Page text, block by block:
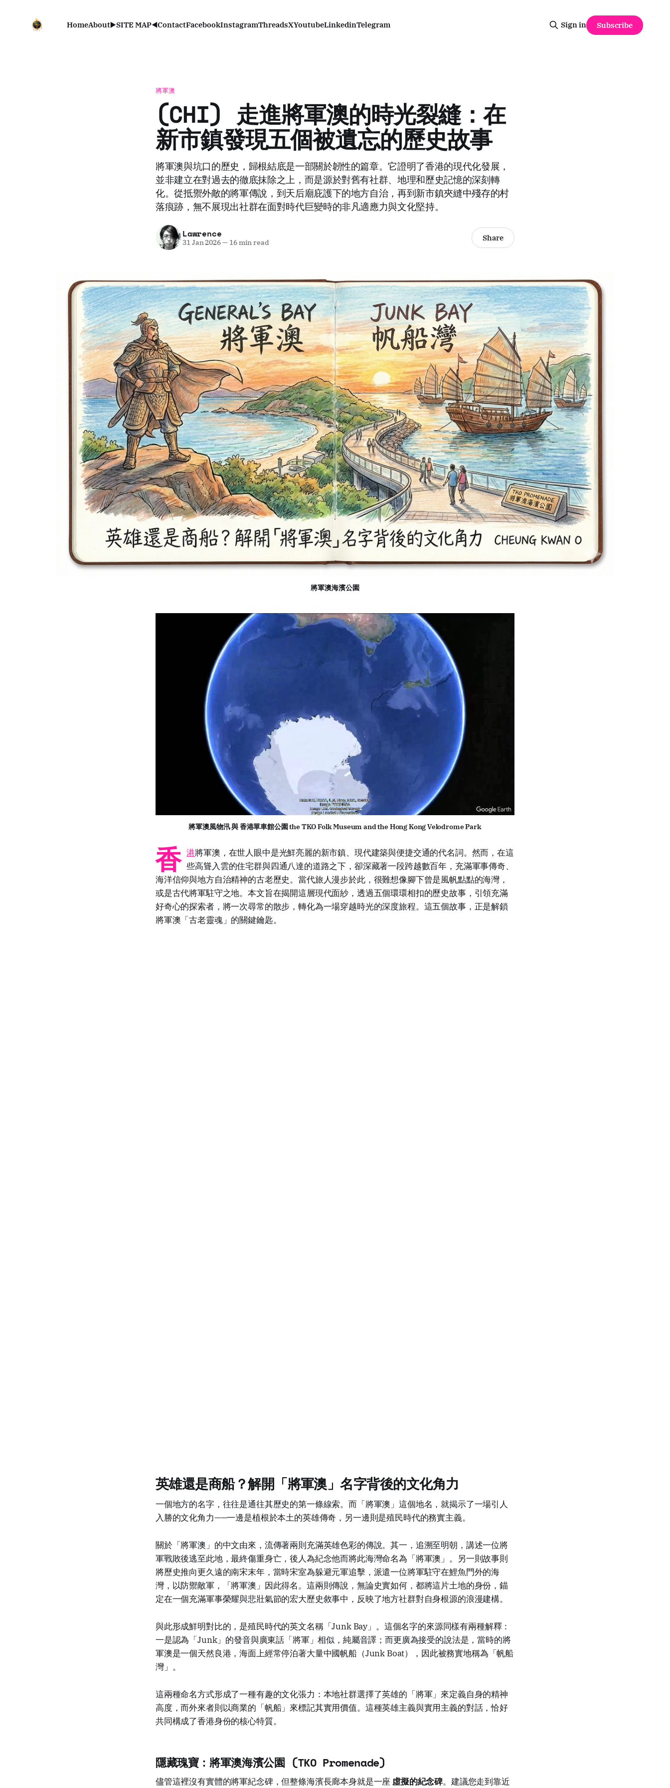
HomeAbout▶️SITE MAP◀️ContactFacebookInstagramThreadsXYoutubeLinkedinTelegram Sign in Subscribe
將軍澳
(CHI) 走進將軍澳的時光裂縫：在
新市鎮發現五個被遺忘的歷史故事
將軍澳與坑口的歷史，歸根結底是一部關於韌性的篇章。它證明了香港的現代化發展，
並非建立在對過去的徹底抹除之上，而是源於對舊有社群、地理和歷史記憶的深刻轉
化。從抵禦外敵的將軍傳說，到天后廟庇護下的地方自治，再到新市鎮夾縫中殘存的村
落痕跡，無不展現出社群在面對時代巨變時的非凡適應力與文化堅持。
Lawrence
31 Jan 2026—16 min read Share
將軍澳海濱公園
將軍澳風物汛 與 香港單車館公園 the TKO Folk Museum and the Hong Kong Velodrome Park
香 港將軍澳，在世人眼中是光鮮亮麗的新市鎮、現代建築與便捷交通的代名詞。然而，在這
些高聳入雲的住宅群與四通八達的道路之下，卻深藏著一段跨越數百年，充滿軍事傳奇、
海洋信仰與地方自治精神的古老歷史。當代旅人漫步於此，很難想像腳下曾是風帆點點的海灣，
或是古代將軍駐守之地。本文旨在揭開這層現代面紗，透過五個環環相扣的歷史故事，引領充滿
好奇心的探索者，將一次尋常的散步，轉化為一場穿越時光的深度旅程。這五個故事，正是解鎖
將軍澳「古老靈魂」的關鍵鑰匙。
英雄還是商船？解開「將軍澳」名字背後的文化角力
一個地方的名字，往往是通往其歷史的第一條線索。而「將軍澳」這個地名，就揭示了一場引人
入勝的文化角力——一邊是植根於本土的英雄傳奇，另一邊則是殖民時代的務實主義。
關於「將軍澳」的中文由來，流傳著兩則充滿英雄色彩的傳說。其一，追溯至明朝，講述一位將
軍戰敗後逃至此地，最終傷重身亡，後人為紀念他而將此海灣命名為「將軍澳」。另一則故事則
將歷史推向更久遠的南宋末年，當時宋室為躲避元軍追擊，派遣一位將軍駐守在鯉魚門外的海
灣，以防禦敵軍，「將軍澳」因此得名。這兩則傳說，無論史實如何，都將這片土地的身份，錨
定在一個充滿軍事榮耀與悲壯氣節的宏大歷史敘事中，反映了地方社群對自身根源的浪漫建構。
與此形成鮮明對比的，是殖民時代的英文名稱「Junk Bay」。這個名字的來源同樣有兩種解釋：
一是認為「Junk」的發音與廣東話「將軍」相似，純屬音譯；而更廣為接受的說法是，當時的將
軍澳是一個天然良港，海面上經常停泊著大量中國帆船（Junk Boat），因此被務實地稱為「帆船
灣」。
這兩種命名方式形成了一種有趣的文化張力：本地社群選擇了英雄的「將軍」來定義自身的精神
高度，而外來者則以商業的「帆船」來標記其實用價值。這種英雄主義與實用主義的對話，恰好
共同構成了香港身份的核心特質。
隱藏瑰寶：將軍澳海濱公園 (TKO Promenade)
儘管這裡沒有實體的將軍紀念碑，但整條海濱長廊本身就是一座 虛擬的紀念碑。建議您走到靠近